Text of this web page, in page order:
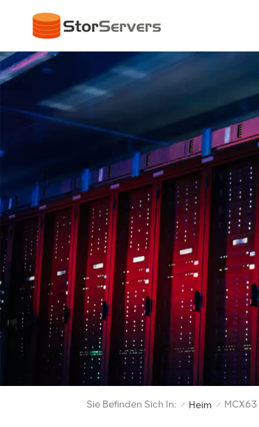
Sie Befinden Sich In: / Heim /